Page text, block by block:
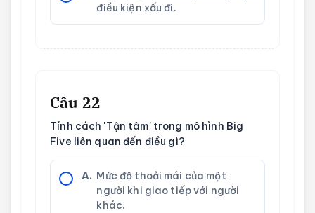
điều kiện xấu đi.
Câu 22
Tính cách 'Tận tâm' trong mô hình Big
Five liên quan đến điều gì?
A. Mức độ thoải mái của một
người khi giao tiếp với người
khác.